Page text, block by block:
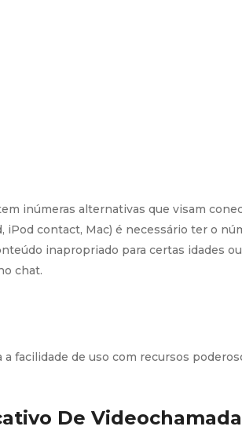
inúmeras alternativas que visam
iPod contact, Mac) é necessário ter o
inapropriado para certas idades
chat.
facilidade de uso com recursos
De Videochamada